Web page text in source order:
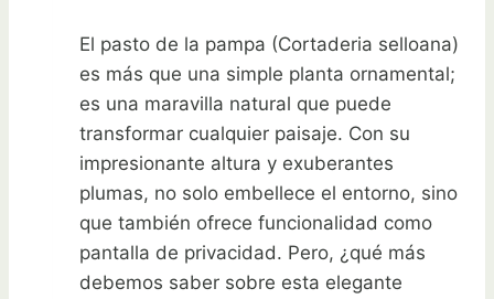
El pasto de la pampa (Cortaderia selloana)
es más que una simple planta ornamental;
es una maravilla natural que puede
transformar cualquier paisaje. Con su
impresionante altura y exuberantes
plumas, no solo embellece el entorno, sino
que también ofrece funcionalidad como
pantalla de privacidad. Pero, ¿qué más
debemos saber sobre esta elegante